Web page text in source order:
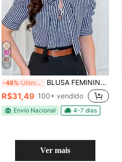
10
-48% Últimos 3 dias BLUSA FEMININA LISTRADA COM LAÇO E BOTÃO MODA FEMININA
R$31,49 100+ vendido
Envio Nacional 4-7 dias
Ver mais